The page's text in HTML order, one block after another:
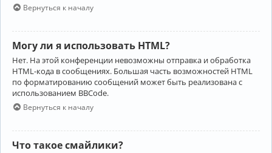
Вернуться к началу
Могу ли я использовать HTML?
Нет. На этой конференции невозможны отправка и обработка
HTML-кода в сообщениях. Большая часть возможностей HTML
по форматированию сообщений может быть реализована с
использованием BBCode.
Вернуться к началу
Что такое смайлики?